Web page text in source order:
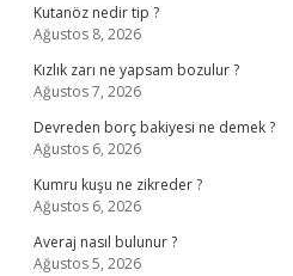
Kutanöz nedir tip ?
Ağustos 8, 2026
Kızlık zarı ne yapsam bozulur ?
Ağustos 7, 2026
Devreden borç bakiyesi ne demek ?
Ağustos 6, 2026
Kumru kuşu ne zikreder ?
Ağustos 6, 2026
Averaj nasıl bulunur ?
Ağustos 5, 2026